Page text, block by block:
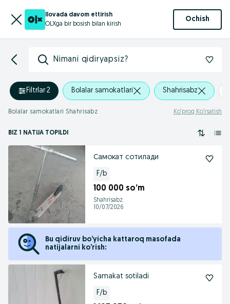
Ilovada davom ettirish
OLXga bir bosish bilan kirish
Ochish
Nimani qidiryapsiz?
Filtrlar·2 Bolalar samokatlari Shahrisabz
Bolalar samokatlari Shahrisabz Ko‘proq Ko‘rsatish
BIZ 1 NATIJA TOPILDI
Самокат сотилади
F/b
100 000 so’m
Shahrisabz
10/07/2026
Bu qidiruv bo’yicha kattaroq masofada
natijalarni ko’rish:
Samakat sotiladi
F/b